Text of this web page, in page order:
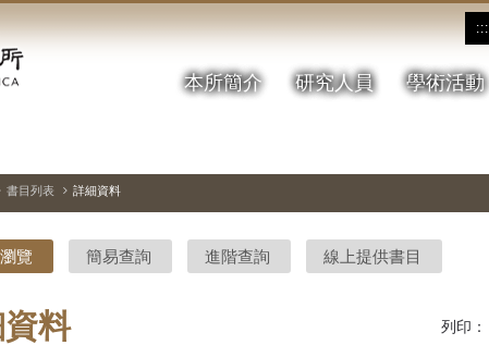
:::
本所簡介 研究人員 學術活動
書目列表 詳細資料
覽 簡易查詢 進階查詢 線上提供書目
料 列印：